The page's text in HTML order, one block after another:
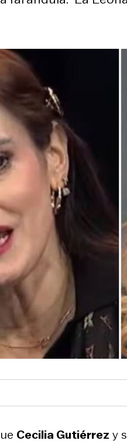
Cecilia Gutiérrez y